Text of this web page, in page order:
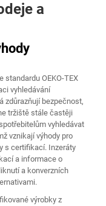
a
standardu OEKO-TEX
vyhledávání
zdůrazňují bezpečnost,
tržiště stále častěji
vyhledávat
vznikají výhody pro
s certifikací. Inzeráty
a informace o
a konverzních
výrobky z